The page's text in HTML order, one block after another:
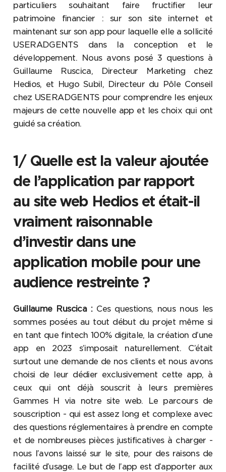
particuliers souhaitant faire fructifier leur
patrimoine financier : sur son site internet et
maintenant sur son app pour laquelle elle a sollicité
USERADGENTS dans la conception et le
développement. Nous avons posé 3 questions à
Guillaume Ruscica, Directeur Marketing chez
Hedios, et Hugo Subil, Directeur du Pôle Conseil
chez USERADGENTS pour comprendre les enjeux
majeurs de cette nouvelle app et les choix qui ont
guidé sa création.
1/ Quelle est la valeur ajoutée
de l’application par rapport
au site web Hedios et était-il
vraiment raisonnable
d’investir dans une
application mobile pour une
audience restreinte ?
Guillaume Ruscica : Ces questions, nous nous les
sommes posées au tout début du projet même si
en tant que fintech 100% digitale, la création d’une
app en 2023 s’imposait naturellement. C’était
surtout une demande de nos clients et nous avons
choisi de leur dédier exclusivement cette app, à
ceux qui ont déjà souscrit à leurs premières
Gammes H via notre site web. Le parcours de
souscription - qui est assez long et complexe avec
des questions réglementaires à prendre en compte
et de nombreuses pièces justificatives à charger -
nous l’avons laissé sur le site, pour des raisons de
facilité d’usage. Le but de l’app est d’apporter aux